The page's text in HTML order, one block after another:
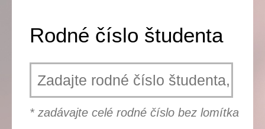
Rodné číslo študenta
* zadávajte celé rodné číslo bez lomítka